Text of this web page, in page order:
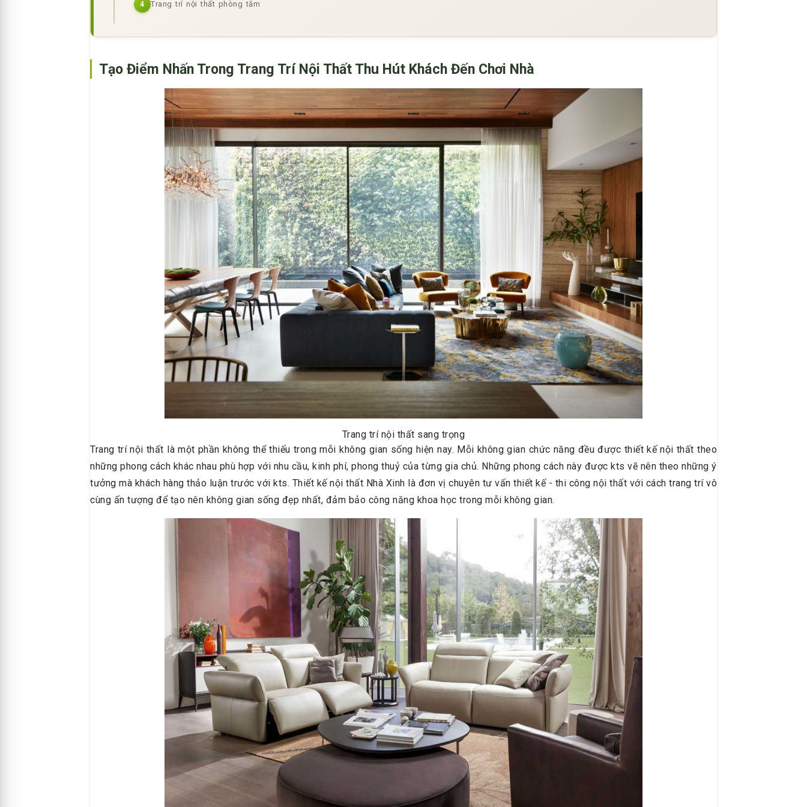
4 Trang trí nội thất phòng tắm
Tạo Điểm Nhấn Trong Trang Trí Nội Thất Thu Hút Khách Đến Chơi Nhà
Trang trí nội thất sang trọng
Trang trí nội thất là một phần không thể thiếu trong mỗi không gian sống hiện nay. Mỗi không gian chức năng đều được thiết kế nội thất theo
những phong cách khác nhau phù hợp với nhu cầu, kinh phí, phong thuỷ của từng gia chủ. Những phong cách này được kts vẽ nên theo những ý
tưởng mà khách hàng thảo luận trước với kts. Thiết kế nội thất Nhà Xinh là đơn vị chuyên tư vấn thiết kế - thi công nội thất với cách trang trí vô
cùng ấn tượng để tạo nên không gian sống đẹp nhất, đảm bảo công năng khoa học trong mỗi không gian.